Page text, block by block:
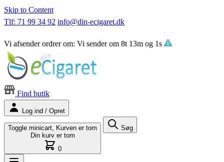
Skip to Content
Tlf: 71 99 34 92 info@din-ecigaret.dk
Vi afsender ordrer om: Vi sender om 8t 13m og 0s
Find butik
Log ind / Opret
Toggle minicart, Kurven er tom
Din kurv er tom
0
Søg